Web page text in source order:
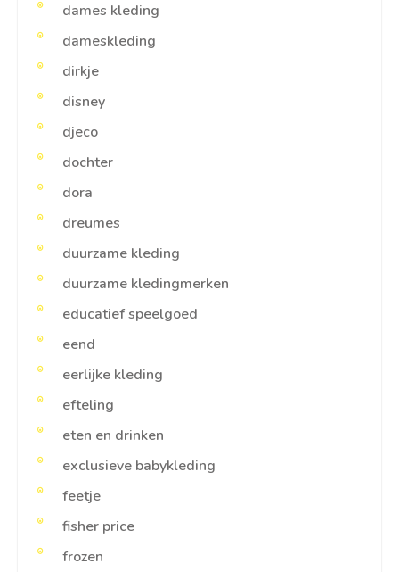
dames kleding
dameskleding
dirkje
disney
djeco
dochter
dora
dreumes
duurzame kleding
duurzame kledingmerken
educatief speelgoed
eend
eerlijke kleding
efteling
eten en drinken
exclusieve babykleding
feetje
fisher price
frozen